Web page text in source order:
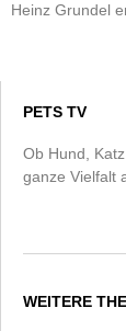
Heinz Grundel
PETS TV
Ob Hund,
ganze Vielfalt
WEITERE